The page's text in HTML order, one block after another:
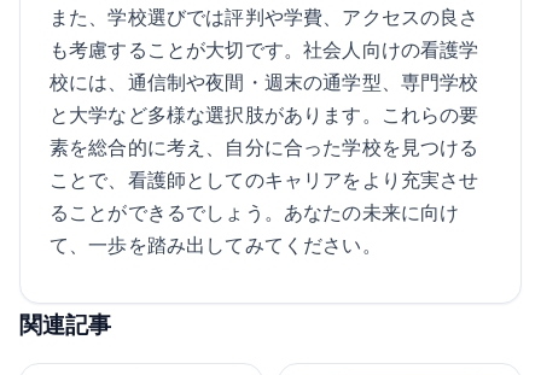
また、学校選びでは評判や学費、アクセスの良さ
も考慮することが大切です。社会人向けの看護学
校には、通信制や夜間・週末の通学型、専門学校
と大学など多様な選択肢があります。これらの要
素を総合的に考え、自分に合った学校を見つける
ことで、看護師としてのキャリアをより充実させ
ることができるでしょう。あなたの未来に向け
て、一歩を踏み出してみてください。
関連記事